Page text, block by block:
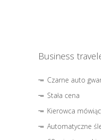
Business
Czarne auto
Stała cena
Kierowca
Automatyczne